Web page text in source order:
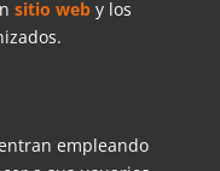
sitio weby los
empleando